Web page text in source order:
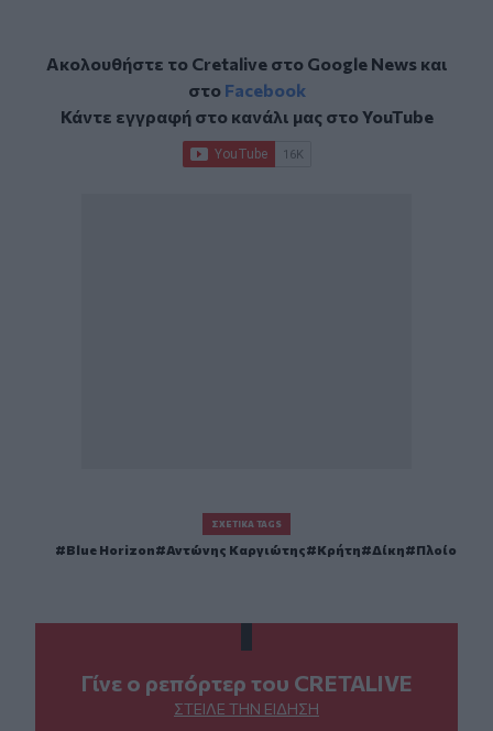
Ακολουθήστε το Cretalive στο Google Newsκαι
στο Facebook
Κάντε εγγραφή στο κανάλι μας στοYouTube
ΣΧΕΤΙΚΆ TAGS
Blue Horizon Αντώνης Καργιώτης Κρήτη Δίκη Πλοίο
Γίνε ο ρεπόρτερ του CRETALIVE
ΣΤΕΊΛΕ ΤΗΝ ΕΊΔΗΣΗ